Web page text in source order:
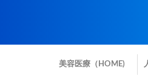
美容医療（HOME)